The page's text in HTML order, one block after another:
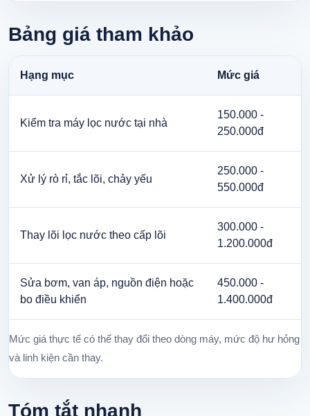
Bảng giá tham khảo
Hạng mục Mức giá
Kiểm tra máy lọc nước tại nhà
150.000 -
250.000đ
Xử lý rò rỉ, tắc lõi, chảy yếu
250.000 -
550.000đ
Thay lõi lọc nước theo cấp lõi
300.000 -
1.200.000đ
Sửa bơm, van áp, nguồn điện hoặc
bo điều khiển
450.000 -
1.400.000đ
Mức giá thực tế có thể thay đổi theo dòng máy, mức độ hư hỏng
và linh kiện cần thay.
Tóm tắt nhanh